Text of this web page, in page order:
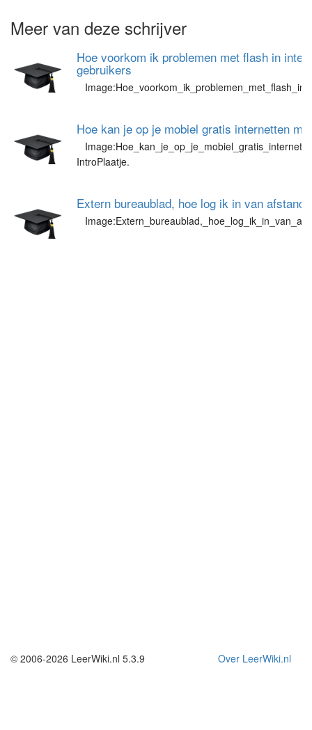
Meer van deze schrijver
Hoe voorkom ik problemen met flash in
gebruikers
Hoe kan je op je mobiel gratis internetten
IntroPlaatje.
Extern bureaublad, hoe log ik in van
Over LeerWiki.nl
© 2006-2026 LeerWiki.nl 5.3.9